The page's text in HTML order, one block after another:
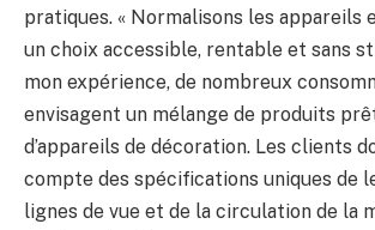
pratiques. « Normalisons les appareils
un choix accessible, rentable et sans
mon expérience, de nombreux
envisagent un mélange de produits
d’appareils de décoration. Les clients
compte des spécifications uniques de
lignes de vue et de la circulation de la